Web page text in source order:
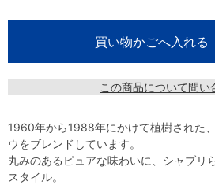
この商品について問い
1960年から1988年にかけて植樹された
ウをブレンドしています。
丸みのあるピュアな味わいに、シャブリ
スタイル。